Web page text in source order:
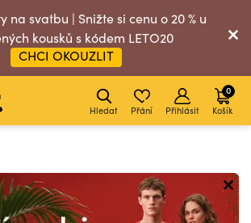
na svatbu | Snižte si cenu o 20 % u
kousků s kódem LETO20
CHCI OKOUZLIT
Hledat Přání Přihlásit Košík
0